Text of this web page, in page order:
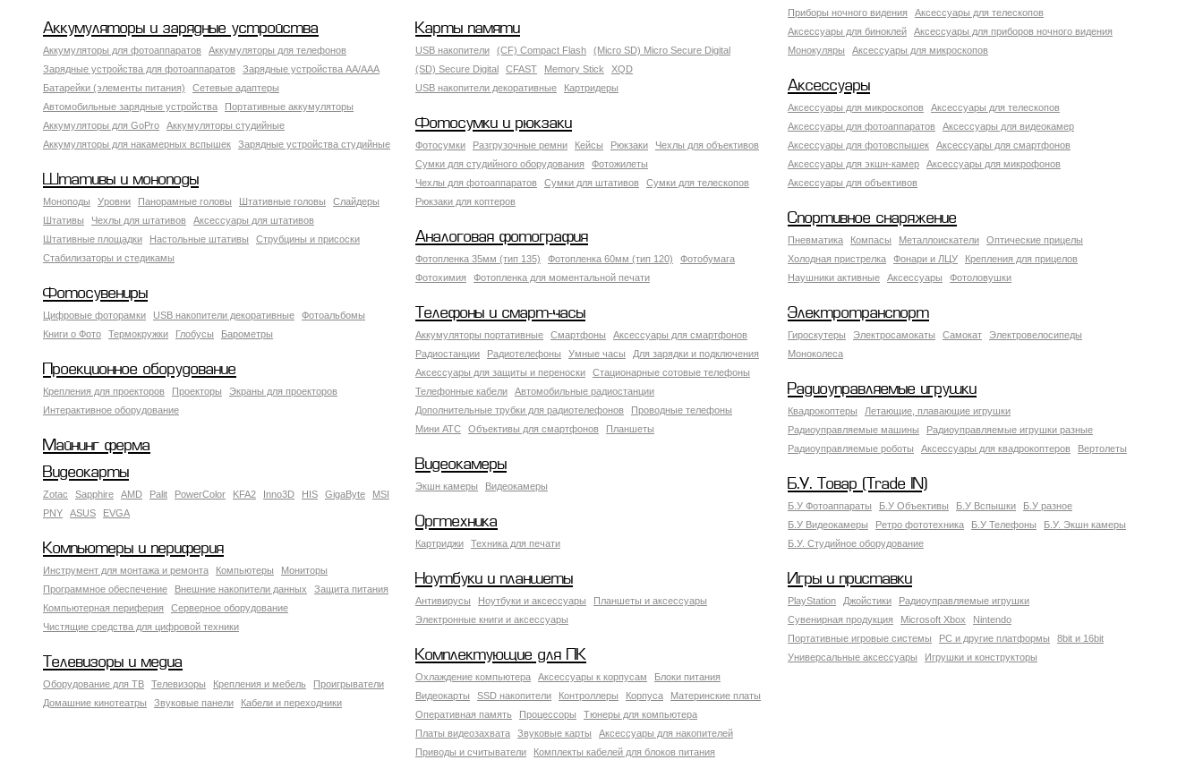
Приборы ночного видения
Аксессуары для телескопов
Аксессуары для биноклей
Аксессуары для приборов ночного видения
Монокуляры
Аксессуары для микроскопов
Аккумуляторы и зарядные устройства
Аккумуляторы для фотоаппаратов
Аккумуляторы для телефонов
Зарядные устройства для фотоаппаратов
Зарядные устройства AA/AAA
Батарейки (элементы питания)
Сетевые адаптеры
Автомобильные зарядные устройства
Портативные аккумуляторы
Аккумуляторы для GoPro
Аккумуляторы студийные
Аккумуляторы для накамерных вспышек
Зарядные устройства студийные
Карты памяти
USB накопители (CF) Compact Flash
(Micro SD) Micro Secure Digital
(SD) Secure Digital
CFAST Memory Stick
XQD
USB накопители декоративные
Картридеры Аксессуары
Аксессуары для микроскопов
Аксессуары для телескопов
Аксессуары для фотоаппаратов
Аксессуары для видеокамер
Аксессуары для фотовспышек
Аксессуары для смартфонов
Аксессуары для экшн-камер
Аксессуары для микрофонов
Аксессуары для объективов
Фотосумки и рюкзаки
Фотосумки Разгрузочные ремни Кейсы Рюкзаки
Чехлы для объективов
Сумки для студийного оборудования
Фотожилеты
Чехлы для фотоаппаратов
Сумки для штативов
Сумки для телескопов
Рюкзаки для коптеров
Штативы и моноподы
Моноподы Уровни Панорамные головы Штативные головы
Слайдеры
Штативы
Чехлы для штативов
Аксессуары для штативов
Штативные площадки
Настольные штативы
Струбцины и присоски
Стабилизаторы и стедикамы
Спортивное снаряжение
Пневматика Компасы Металлоискатели
Оптические прицелы
Холодная пристрелка
Фонари и ЛЦУ
Крепления для прицелов
Наушники активные
Аксессуары Фотоловушки
Аналоговая фотография
Фотопленка 35мм (тип 135) Фотопленка 60мм (тип 120)
Фотобумага
Фотохимия
Фотопленка для моментальной печати
Фотосувениры
Цифровые фоторамки USB накопители декоративные
Фотоальбомы
Книги о Фото
Термокружки Глобусы Барометры
Телефоны и смарт-часы
Аккумуляторы портативные Смартфоны
Аксессуары для смартфонов
Радиостанции
Радиотелефоны Умные часы
Для зарядки и подключения
Аксессуары для защиты и переноски
Стационарные сотовые телефоны
Телефонные кабели
Автомобильные радиостанции
Дополнительные трубки для радиотелефонов
Проводные телефоны
Мини АТС
Объективы для смартфонов Планшеты
Электротранспорт
Гироскутеры Электросамокаты Самокат
Электровелосипеды
Моноколеса
Проекционное оборудование
Крепления для проекторов Проекторы
Экраны для проекторов
Интерактивное оборудование
Радиоуправляемые игрушки
Квадрокоптеры
Летающие, плавающие игрушки
Радиоуправляемые машины
Радиоуправляемые игрушки разные
Радиоуправляемые роботы
Аксессуары для квадрокоптеров Вертолеты
Майнинг ферма
Видеокамеры
Экшн камеры Видеокамеры
Видеокарты
Zotac Sapphire AMD Palit PowerColor KFA2 Inno3D HIS GigaByte
MSI
PNY
ASUS EVGA
Б.У. Товар (Trade IN)
Б.У Фотоаппараты Б.У Объективы Б.У Вспышки
Б.У разное
Б.У Видеокамеры
Ретро фототехника Б.У Телефоны
Б.У. Экшн камеры
Б.У. Студийное оборудование
Оргтехника
Картриджи Техника для печати
Компьютеры и периферия
Инструмент для монтажа и ремонта Компьютеры
Мониторы
Программное обеспечение
Внешние накопители данных
Защита питания
Компьютерная периферия
Серверное оборудование
Чистящие средства для цифровой техники
Ноутбуки и планшеты
Антивирусы Ноутбуки и аксессуары
Планшеты и аксессуары
Электронные книги и аксессуары
Игры и приставки
PlayStation Джойстики
Радиоуправляемые игрушки
Сувенирная продукция
Microsoft Xbox
Nintendo
Портативные игровые системы
PC и другие платформы
8bit и 16bit
Универсальные аксессуары
Игрушки и конструкторы
Комплектующие для ПК
Охлаждение компьютера Аксессуары к корпусам
Блоки питания
Видеокарты
SSD накопители Контроллеры Корпуса
Материнские платы
Оперативная память
Процессоры
Тюнеры для компьютера
Платы видеозахвата
Звуковые карты
Аксессуары для накопителей
Приводы и считыватели
Комплекты кабелей для блоков питания
Телевизоры и медиа
Оборудование для ТВ Телевизоры Крепления и мебель
Проигрыватели
Домашние кинотеатры
Звуковые панели Кабели и переходники